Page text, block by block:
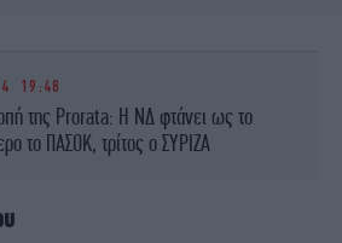
19:48
της Prorata: Η ΝΔ φτάνει ως το
το ΠΑΣΟΚ, τρίτος ο ΣΥΡΙΖΑ